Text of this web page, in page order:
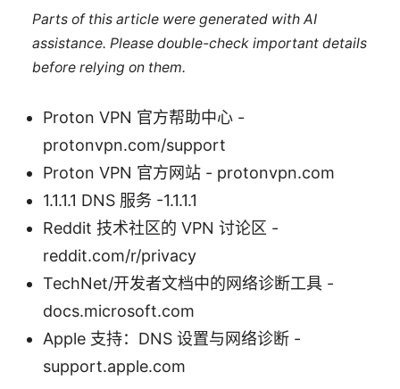
Parts of this article were generated with AI
assistance. Please double-check important details
before relying on them.
Proton VPN 官方帮助中心 -
protonvpn.com/support
Proton VPN 官方网站 - protonvpn.com
1.1.1.1 DNS 服务 -1.1.1.1
Reddit 技术社区的 VPN 讨论区 -
reddit.com/r/privacy
TechNet/开发者文档中的网络诊断工具 -
docs.microsoft.com
Apple 支持：DNS 设置与网络诊断 -
support.apple.com